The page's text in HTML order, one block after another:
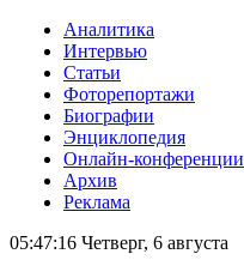
Аналитика
Интервью
Статьи
Фоторепортажи
Биографии
Энциклопедия
Онлайн-конференции
Архив
Реклама
05:47:17 Четверг, 6 августа